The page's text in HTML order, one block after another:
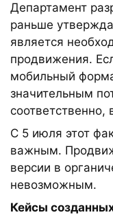
Департамент
раньше
является
продвижения.
мобильный
значительным
соответственно,
С 5 июля этот
важным.
версии в
невозможным.
Кейсы